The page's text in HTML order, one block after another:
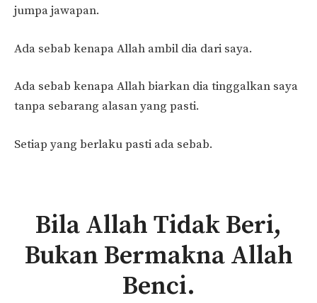
jumpa jawapan.
Ada sebab kenapa Allah ambil dia dari saya.
Ada sebab kenapa Allah biarkan dia tinggalkan saya
tanpa sebarang alasan yang pasti.
Setiap yang berlaku pasti ada sebab.
Bila Allah Tidak Beri,
Bukan Bermakna Allah
Benci.